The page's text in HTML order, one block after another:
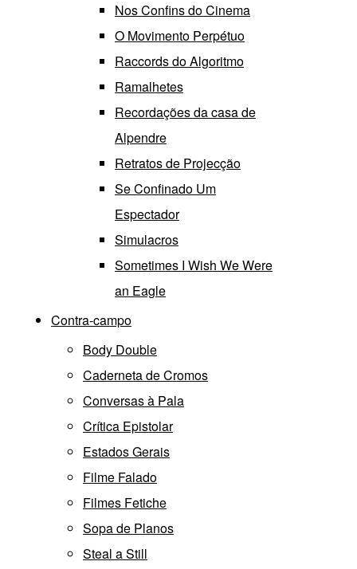
Nos Confins do Cinema
O Movimento Perpétuo
Raccords do Algoritmo
Ramalhetes
Recordações da casa de
Alpendre
Retratos de Projecção
Se Confinado Um
Espectador
Simulacros
Sometimes I Wish We Were
an Eagle
Contra-campo
Body Double
Caderneta de Cromos
Conversas à Pala
Crítica Epistolar
Estados Gerais
Filme Falado
Filmes Fetiche
Sopa de Planos
Steal a Still